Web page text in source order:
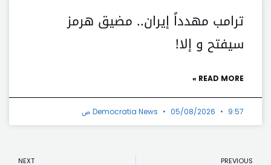
ترامب مهدداً إيران.. مضيق هرمز
سيفتح و إلا!
READ MORE »
Democratia News 05/08/2026 9:57 ص
PREVIOUS
NEXT